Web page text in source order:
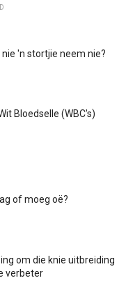
'n stortjie neem nie?
Bloedselle (WBC's)
of moeg oë?
om die knie uitbreiding
verbeter